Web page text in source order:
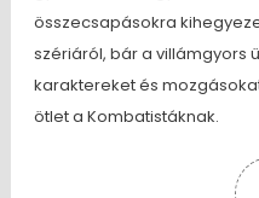
összecsapásokra
szériáról, bár a villámgyors
karaktereket és
ötlet a Kombatistáknak.